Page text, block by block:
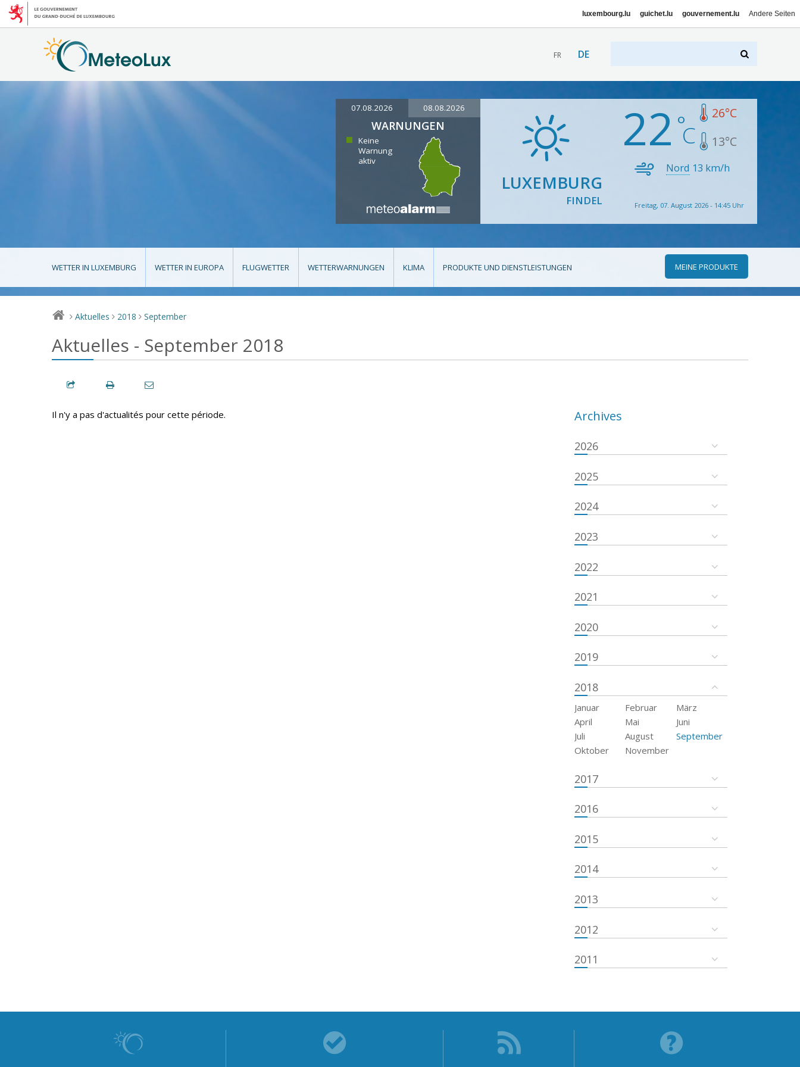
luxembourg.lu guichet.lu gouvernement.lu Andere Seiten
FR DE
07.08.2026 08.08.2026
WARNUNGEN
Keine
Warnung
aktiv
LUXEMBURG
FINDEL
22 26°C
13°C
Nord 13 km/h
Freitag, 07. August 2026 - 14:45 Uhr
WETTER IN LUXEMBURG WETTER IN EUROPA FLUGWETTER WETTERWARNUNGEN KLIMA PRODUKTE UND DIENSTLEISTUNGEN MEINE PRODUKTE
> Aktuelles > 2018 > September
Aktuelles - September 2018
Il n'y a pas d'actualités pour cette période. Archives
2026
2025
2024
2023
2022
2021
2020
2019
2018
Januar Februar
März
April
Mai
Juni
Juli
August
September
Oktober
November
2017
2016
2015
2014
2013
2012
2011